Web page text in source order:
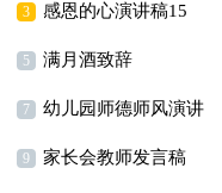
体健康演讲稿
3 感恩的心演讲稿15
篇
5 满月酒致辞
7 幼儿园师德师风演讲
稿15篇
9 家长会教师发言稿